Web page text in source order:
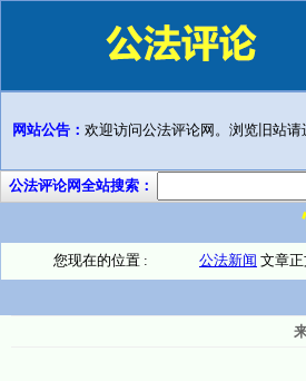
网站公告： 欢迎访问公法评论网。浏览旧站请
公法评论网全站搜索：
您现在的位置 : 公法新闻 文章正